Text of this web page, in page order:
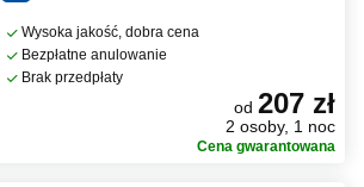
Wysoka jakość, dobra cena
Bezpłatne anulowanie
Brak przedpłaty
od 207 zł
2 osoby, 1 noc
Cena gwarantowana